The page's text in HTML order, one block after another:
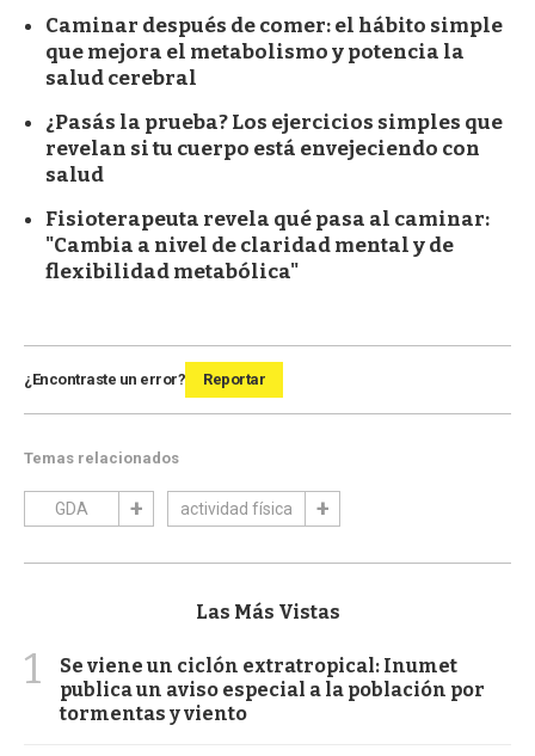
Caminar después de comer: el hábito simple
que mejora el metabolismo y potencia la
salud cerebral
¿Pasás la prueba? Los ejercicios simples que
revelan si tu cuerpo está envejeciendo con
salud
Fisioterapeuta revela qué pasa al caminar:
"Cambia a nivel de claridad mental y de
flexibilidad metabólica"
¿Encontraste un error? Reportar
Temas relacionados
GDA actividad física
Las Más Vistas
1
Se viene un ciclón extratropical: Inumet
publica un aviso especial a la población por
tormentas y viento